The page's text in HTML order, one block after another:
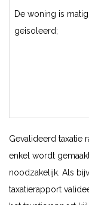
De woning is matig
geisoleerd;
Gevalideerd taxatie
enkel wordt
noodzakelijk. Als
taxatierapport